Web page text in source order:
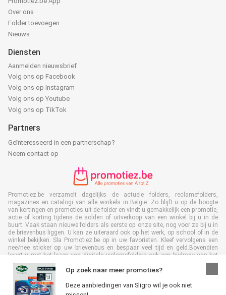
Op zoek naar meer promoties?
Deze aanbiedingen van Sligro wil je ook niet
Over ons
Folder toevoegen
Nieuws
Diensten
Aanmelden nieuwsbrief
Volg ons op Facebook
Volg ons op Instagram
Volg ons op Youtube
Volg ons op TikTok
Partners
Geïnteresseerd in een partnerschap?
Neem contact op
Promotiez.be verzamelt dagelijks de actuele folders, reclamefolders,
magazines en catalogi van alle winkels in België. Zo blijft u op de hoogte
van kortingen en promoties uit de folder en vindt u gemakkelijk een promotie,
actie of korting tijdens de solden of uitverkoop van een winkel bij u in de
buurt. Vaak staan nieuwe folders als eerste op onze site, nog voor ze bij u in
de brievenbus liggen. U kan ze uiteraard ook op het werk, op school of in de
winkel bekijken. Sla Promotiez.be op in uw favorieten. Kleef vervolgens een
nee/nee sticker op uw brievenbus en bespaar veel tijd en geld.Bovendien
levert u met het lezen van digitale reclamefolders ook een bijdrage aan het
terugdringen van papierafval. Dus het is ook goed voor het milieu!